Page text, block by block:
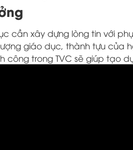
cần xây dựng lòng tin với
giáo dục, thành tựu của
công trong TVC sẽ giúp tạo